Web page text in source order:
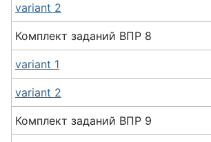
variant 2
Комплект заданий ВПР 8
variant 1
variant 2
Комплект заданий ВПР 9